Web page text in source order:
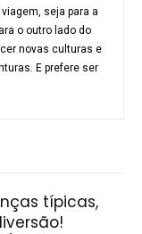
seja para a
o outro lado do
novas culturas e
E prefere ser
típicas,